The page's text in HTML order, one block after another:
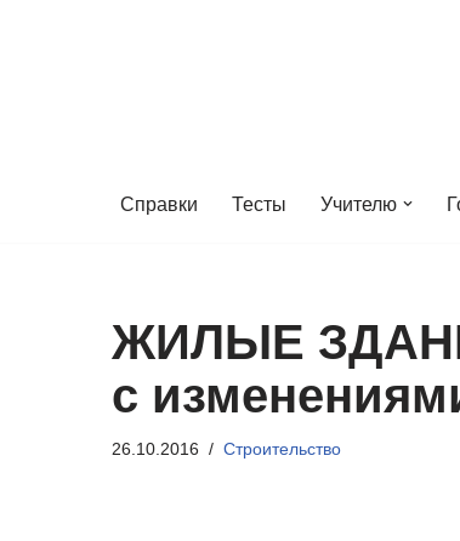
Справки Тесты Учителю
ЖИЛЫЕ
с
26.10.2016 Строительство